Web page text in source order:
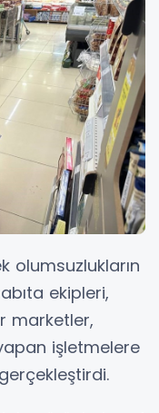
olumsuzlukların
ekipleri,
marketler,
işletmelere